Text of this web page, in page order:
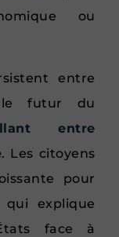
ou
entre
le futur du
entre
. Les citoyens
pour
qui explique
face à